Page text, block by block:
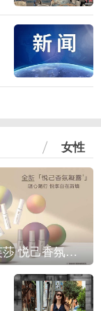
女性
IPSA茵芙莎 悦己香氛凝露上市